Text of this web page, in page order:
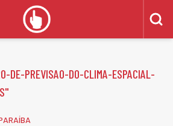
DE-PREVISAO-DO-CLIMA-ESPACIAL-
"